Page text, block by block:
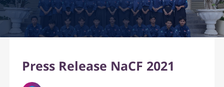
Press Release NaCF 2021